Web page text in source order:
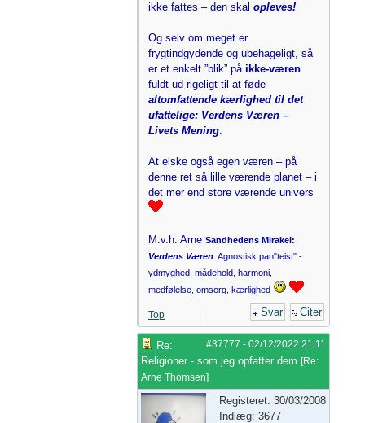
ikke fattes – den skal opleves!
Og selv om meget er
frygtindgydende og ubehageligt, så
er et enkelt ”blik” på ikke-væren
fuldt ud rigeligt til at føde
altomfattende kærlighed til det
ufattelige: Verdens Væren –
Livets Mening.
At elske også egen væren – på
denne ret så lille værende planet – i
det mer end store værende univers
M.v.h. Arne Sandhedens Mirakel:
Verdens Væren . Agnostisk pan"teist" -
ydmyghed, mådehold, harmoni,
medfølelse, omsorg, kærlighed
Top Svar Citer
#37777 - 02/12/2022 21:11
Re:
Religioner - som jeg opfatter dem [Re:
Arne Thomsen]
Registeret: 30/03/2008
Indlæg: 3677